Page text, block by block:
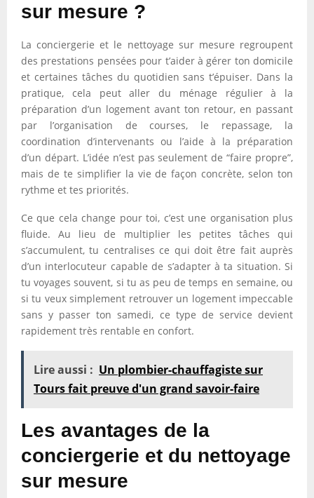
sur mesure ?
La conciergerie et le nettoyage sur mesure regroupent
des prestations pensées pour t’aider à gérer ton domicile
et certaines tâches du quotidien sans t’épuiser. Dans la
pratique, cela peut aller du ménage régulier à la
préparation d’un logement avant ton retour, en passant
par l’organisation de courses, le repassage, la
coordination d’intervenants ou l’aide à la préparation
d’un départ. L’idée n’est pas seulement de “faire propre”,
mais de te simplifier la vie de façon concrète, selon ton
rythme et tes priorités.
Ce que cela change pour toi, c’est une organisation plus
fluide. Au lieu de multiplier les petites tâches qui
s’accumulent, tu centralises ce qui doit être fait auprès
d’un interlocuteur capable de s’adapter à ta situation. Si
tu voyages souvent, si tu as peu de temps en semaine, ou
si tu veux simplement retrouver un logement impeccable
sans y passer ton samedi, ce type de service devient
rapidement très rentable en confort.
Lire aussi : Un plombier-chauffagiste sur
Tours fait preuve d'un grand savoir-faire
Les avantages de la
conciergerie et du nettoyage
sur mesure